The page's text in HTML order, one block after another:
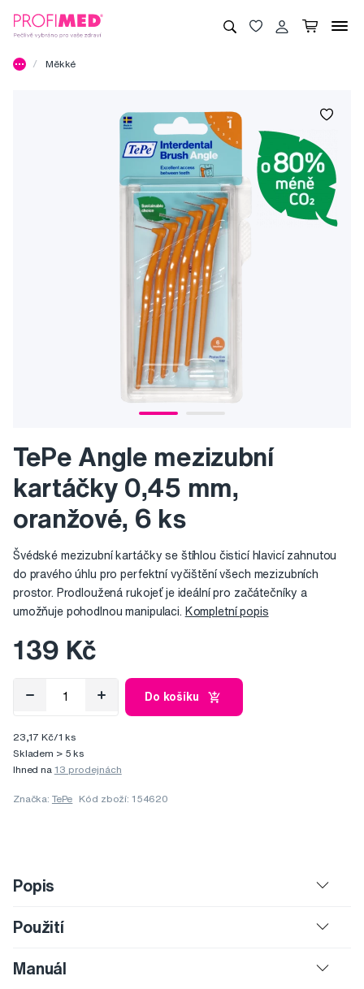
Měkké
TePe Angle mezizubní
kartáčky 0,45 mm,
oranžové, 6 ks
Švédské mezizubní kartáčky se štíhlou čisticí hlavicí zahnutou
do pravého úhlu pro perfektní vyčištění všech mezizubních
prostor. Prodloužená rukojeť je ideální pro začátečníky a
umožňuje pohodlnou manipulaci. Kompletní popis
139 Kč
Do košíku
23,17 Kč/1 ks
Skladem > 5 ks
Ihned na 13 prodejnách
Značka: TePe Kód zboží: 154620
Popis
Použití
Manuál